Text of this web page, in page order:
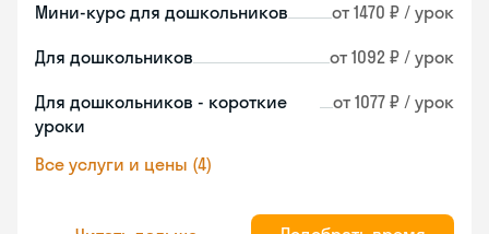
Мини-курс для дошкольников от 1470 ₽ / урок
Для дошкольников от 1092 ₽ / урок
Для дошкольников - короткие
уроки
от 1077 ₽ / урок
Все услуги и цены (4)